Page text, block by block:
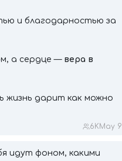
и благодарностью за
а сердце — вера в
жизнь дарит как можно
6K May 9
идут фоном, какими